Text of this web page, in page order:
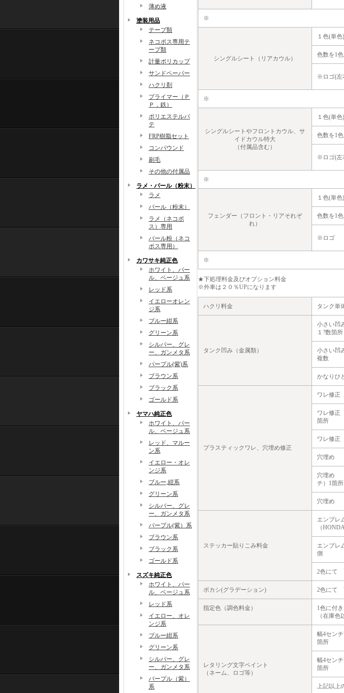
薄め液
塗装用品
テープ類
ネコポス専用テ
ープ類
計量ポリカップ
サンドペーパー
ハクリ剤
プライマー（Ｐ
Ｐ，鉄）
ポリエステルパ
テ
FRP樹脂セット
コンパウンド
刷毛
その他の付属品
ラメ・パール（粉末）
ラメ
パール（粉末）
ラメ（ネコポ
ス）専用
パール粉（ネコ
ポス専用）
カワサキ純正色
ホワイト、パー
ル、ベージュ系
レッド系
イエローオレン
ジ系
ブルー紺系
グリーン系
シルバー、グレ
ー、ガンメタ系
パープル(紫)系
ブラウン系
ブラック系
ゴールド系
ヤマハ純正色
ホワイト、パー
ル、ベージュ系
レッド、マルー
ン系
イエロー・オレ
ンジ系
ブルー,紺系
グリーン系
シルバー、グレ
ー、ガンメタ系
パープル(紫）系
ブラウン系
ブラック系
ゴールド系
スズキ純正色
ホワイト、パー
ル、ベージュ系
レッド系
イエロー、オレ
ンジ系
ブルー紺系
グリーン系
シルバー、グレ
ー、ガンメタ系
パープル（紫）
系
※
シングルシート（リアカウル）
１色(単色)
色数を1
※ ロゴ(
※
シングルシートやフロントカウル、サ
イドカウル特大
（付属品含む）
１色(単色)
色数を1
※ ロゴ(
※
フェンダー（フロント・リアそれぞ
れ）
１色(単色)
色数を1
※ ロゴ
※
★下処理料金及びオプション料金
※外車は２０％UPになります
ハクリ料金 タンク単
タンク凹み（金属類）
小さい凹
１?数箇所
小さい凹
複数
かなりひ
プラスティックワレ、穴埋め修正
ワレ修正
ワレ修正
箇所
ワレ修正
穴埋め
穴埋め
チ）1箇所
穴埋め
ステッカー貼りこみ料金
エンブレ
（
エンブ
側
2色にて
ボカシ(グラデーション) 2色にて
指定色（調色料金）
1色に付き
（在庫色
レタリング文字ペイント
（ネーム、ロゴ等）
幅4セン
箇所
幅4セン
箇所
上記以上